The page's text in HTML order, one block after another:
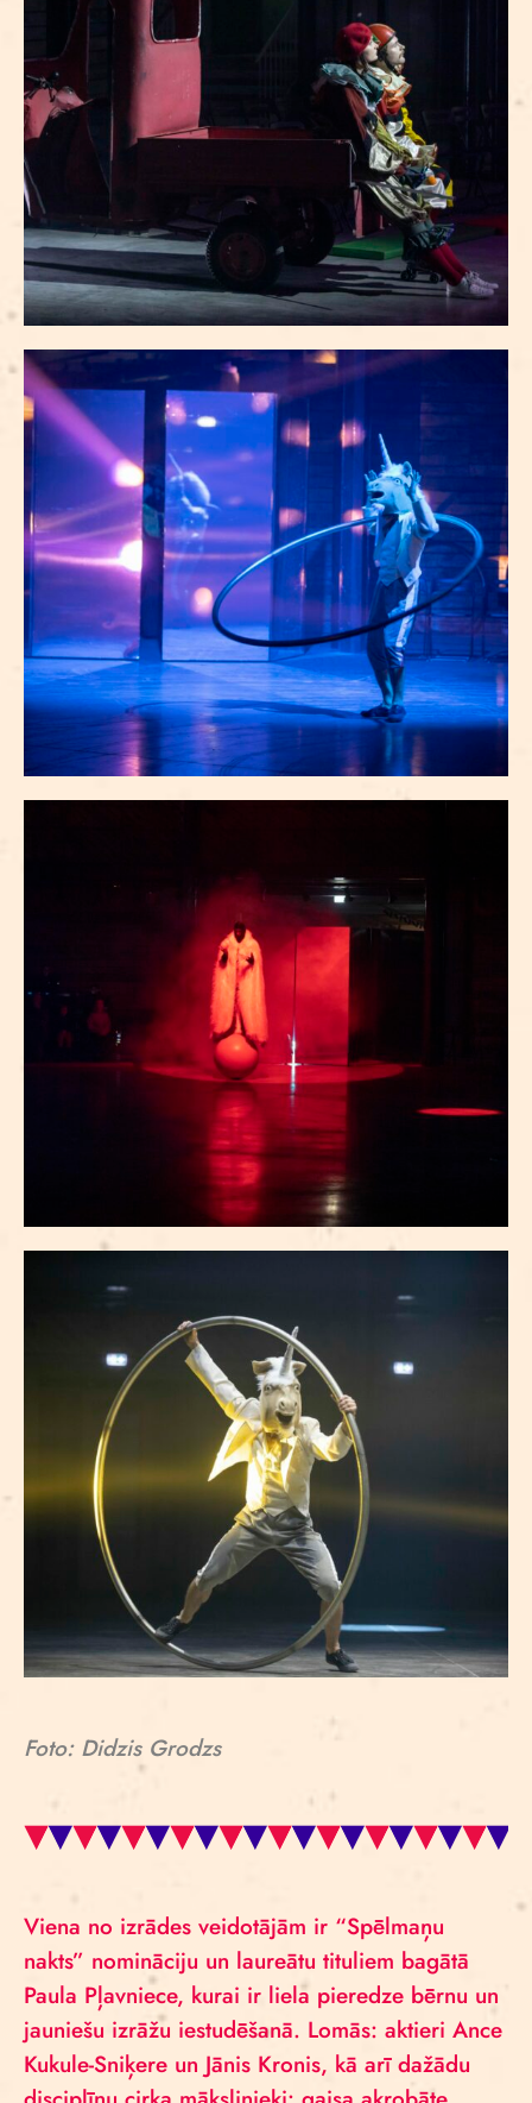
Foto: Didzis Grodzs
Viena no izrādes veidotājām ir “Spēlmaņu
nakts” nomināciju un laureātu tituliem bagātā
Paula Pļavniece, kurai ir liela pieredze bērnu un
jauniešu izrāžu iestudēšanā. Lomās: aktieri Ance
Kukule-Sniķere un Jānis Kronis, kā arī dažādu